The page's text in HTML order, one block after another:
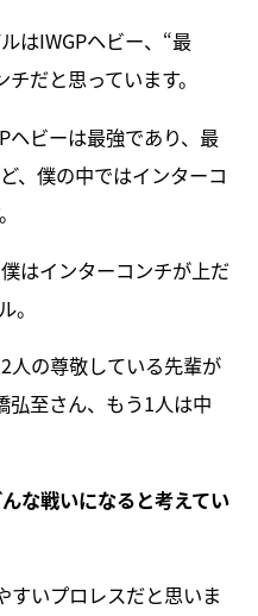
はIWGPヘビー、“最
だと思っています。
ヘビーは最強であり、最
、僕の中ではインターコ
はインターコンチが上だ
。
人の尊敬している先輩が
弘至さん、もう1人は中
な戦いになると考えてい
すいプロレスだと思いま